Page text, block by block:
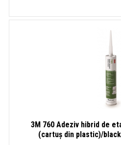
3M 760 Adeziv hibrid de
(cartuș din plastic)/